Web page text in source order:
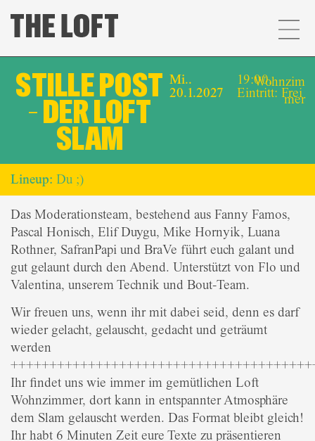
STILLE POST
– DER LOFT
SLAM
Mi..
20.1.2027
19:00,
Eintritt: Frei
Wohnzim
mer
Lineup: Du ;)
Das Moderationsteam, bestehend aus Fanny Famos,
Pascal Honisch, Elif Duygu, Mike Hornyik, Luana
Rothner, SafranPapi und BraVe führt euch galant und
gut gelaunt durch den Abend. Unterstützt von Flo und
Valentina, unserem Technik und Bout-Team.
Wir freuen uns, wenn ihr mit dabei seid, denn es darf
wieder gelacht, gelauscht, gedacht und geträumt
werden
Ihr findet uns wie immer im gemütlichen Loft
Wohnzimmer, dort kann in entspannter Atmosphäre
dem Slam gelauscht werden. Das Format bleibt gleich!
Ihr habt 6 Minuten Zeit eure Texte zu präsentieren